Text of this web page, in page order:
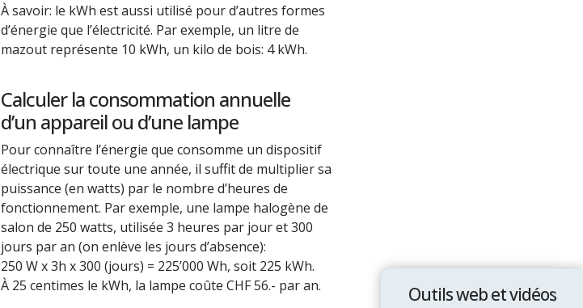
Économiser l’eau
Protéger la Biodiversité
Maison des écogestes
Outils web et vidéos
ConsoBat 3.5
Mobility-Impact
Vraiment durable mon alimentation?
À savoir: le kWh est aussi utilisé pour d’autres formes
d’énergie que l’électricité. Par exemple, un litre de
mazout représente 10 kWh, un kilo de bois: 4 kWh.
Calculer la consommation annuelle
d’un appareil ou d’une lampe
Pour connaître l’énergie que consomme un dispositif
électrique sur toute une année, il suffit de multiplier sa
puissance (en watts) par le nombre d’heures de
fonctionnement. Par exemple, une lampe halogène de
salon de 250 watts, utilisée 3 heures par jour et 300
jours par an (on enlève les jours d’absence):
250 W x 3h x 300 (jours) = 225’000 Wh, soit 225 kWh.
À 25 centimes le kWh, la lampe coûte CHF 56.- par an.
Outils web et vidéos